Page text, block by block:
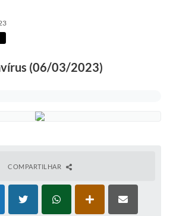
Informação e Comunicação
(06/03/2023)
COMPARTILHAR